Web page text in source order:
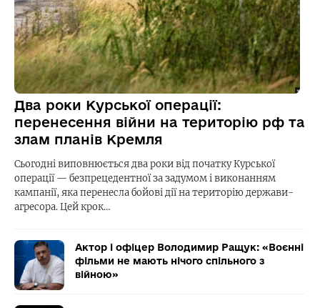
Два роки Курської операції:
перенесення війни на територію рф та
злам планів Кремля
Сьогодні виповнюється два роки від початку Курської
операції — безпрецедентної за задумом і виконанням
кампанії, яка перенесла бойові дії на територію держави-
агресора. Цей крок…
Актор і офіцер Володимир Ращук: «Воєнні
фільми не мають нічого спільного з
війною»